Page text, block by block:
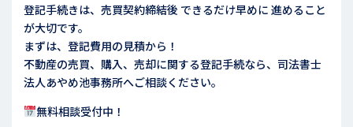
登記手続きは、売買契約締結後 できるだけ早めに 進めること
が大切です。
まずは、登記費用の見積から！
不動産の売買、購入、売却に関する登記手続なら、司法書士
法人あやめ池事務所へご相談ください。
無料相談受付中！